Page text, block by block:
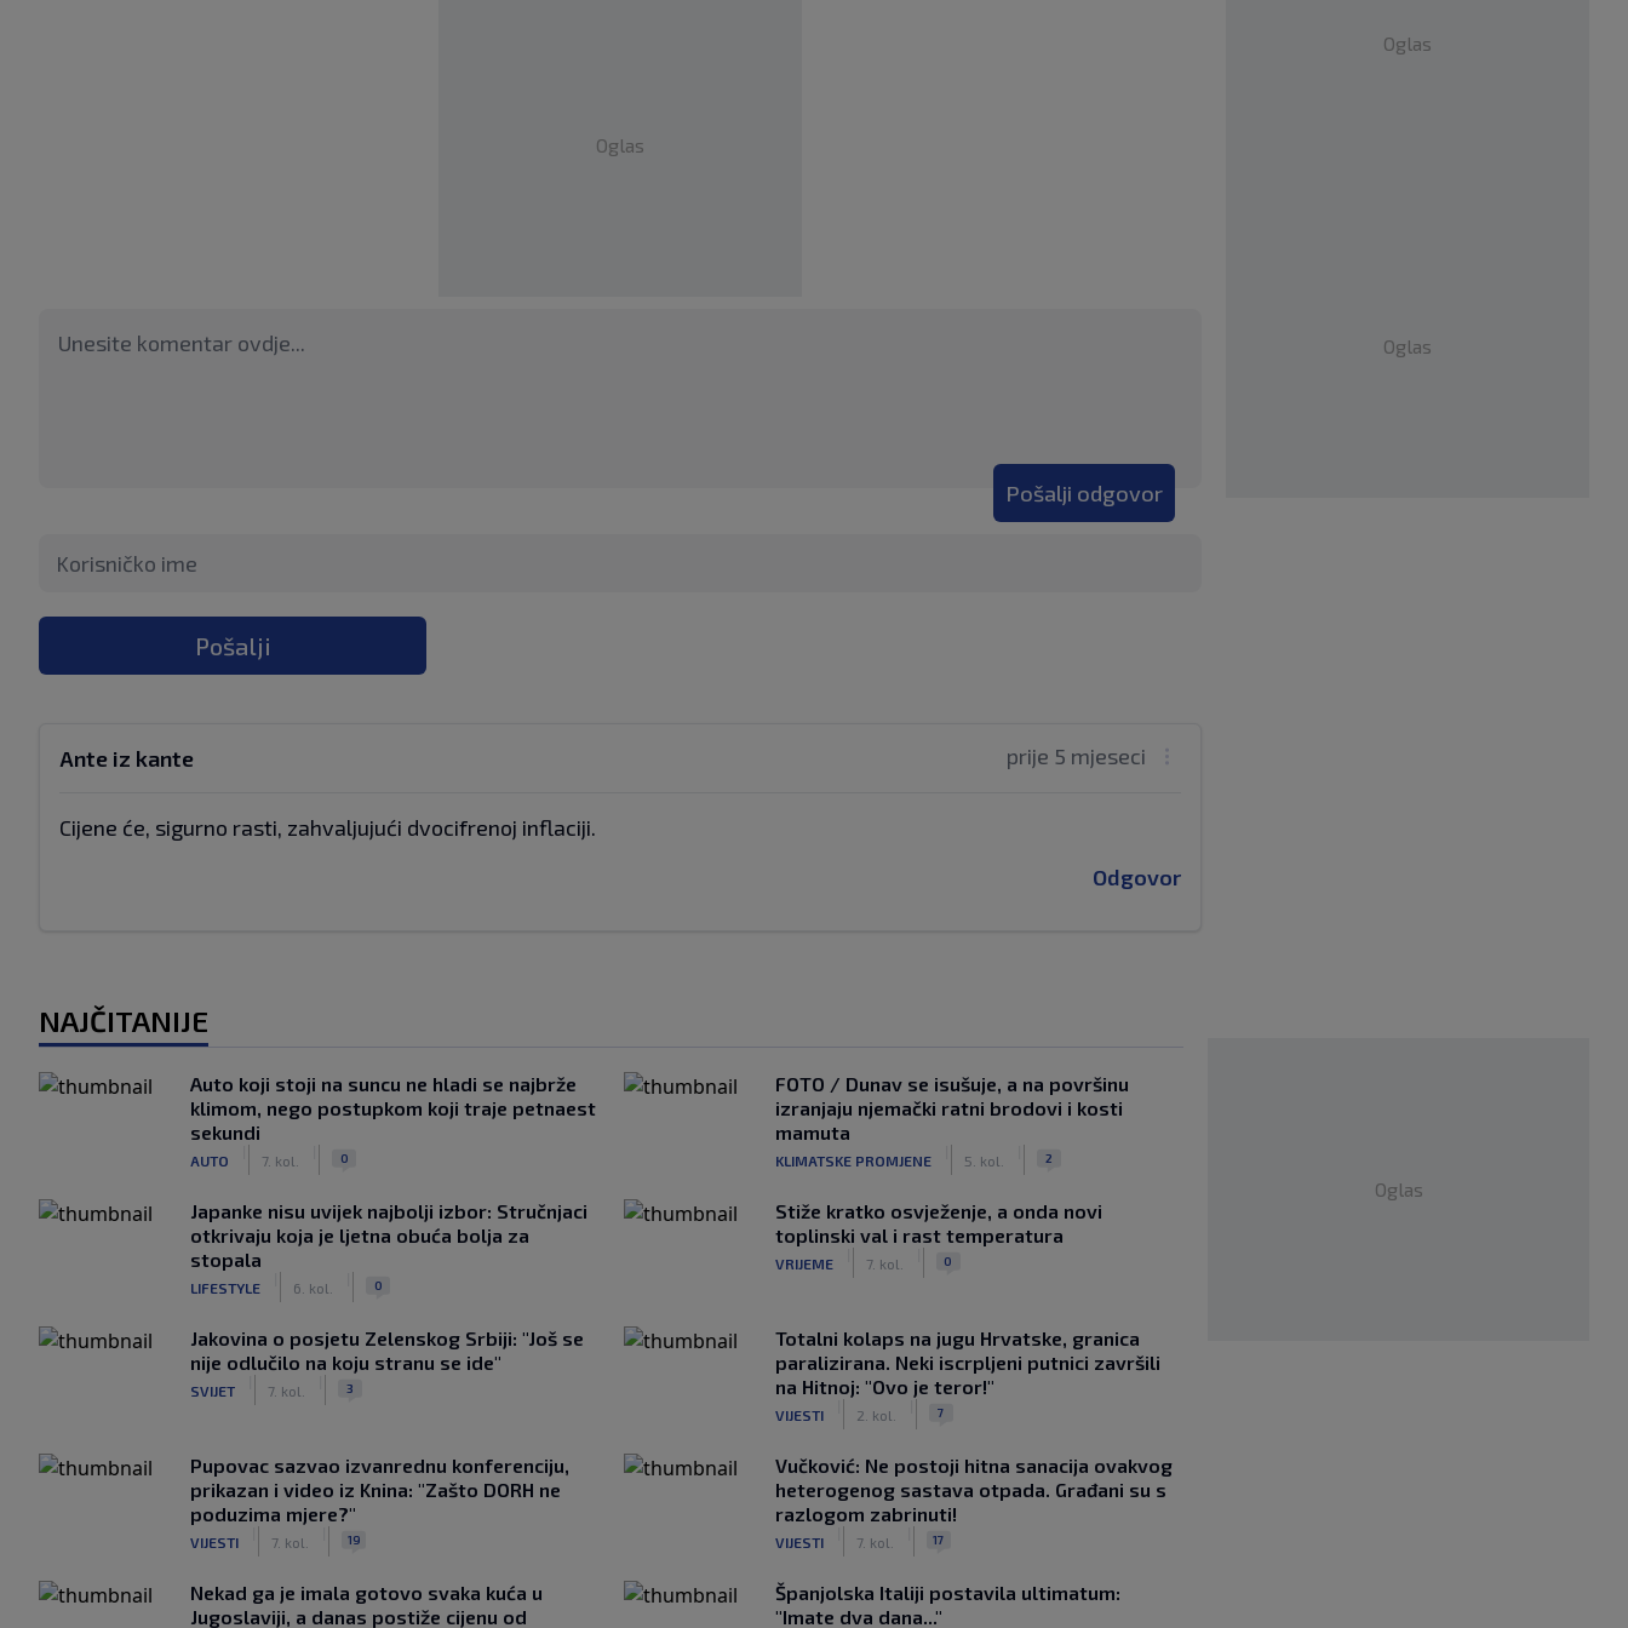
Oglas
Pošalji odgovor
Pošalji
prije 5 mjeseci
Ante iz kante
Cijene će, sigurno rasti, zahvaljujući dvocifrenoj inflaciji.
Odgovor
Oglas
Oglas
NAJČITANIJE
Auto koji stoji na suncu ne hladi se najbrže
klimom, nego postupkom koji traje petnaest
sekundi
AUTO 7. kol. 0
FOTO / Dunav se isušuje, a na površinu
izranjaju njemački ratni brodovi i kosti
mamuta
KLIMATSKE PROMJENE 5. kol. 2
Japanke nisu uvijek najbolji izbor: Stručnjaci
otkrivaju koja je ljetna obuća bolja za
stopala
LIFESTYLE 6. kol. 0
Stiže kratko osvježenje, a onda novi
toplinski val i rast temperatura
VRIJEME 7. kol. 0
Jakovina o posjetu Zelenskog Srbiji: "Još se
nije odlučilo na koju stranu se ide"
SVIJET 7. kol. 3
Totalni kolaps na jugu Hrvatske, granica
paralizirana. Neki iscrpljeni putnici završili
na Hitnoj: "Ovo je teror!"
VIJESTI 2. kol. 7
Pupovac sazvao izvanrednu konferenciju,
prikazan i video iz Knina: "Zašto DORH ne
poduzima mjere?"
VIJESTI 7. kol. 19
Vučković: Ne postoji hitna sanacija ovakvog
heterogenog sastava otpada. Građani su s
razlogom zabrinuti!
VIJESTI 7. kol. 17
Nekad ga je imala gotovo svaka kuća u
Jugoslaviji, a danas postiže cijenu od
Španjolska Italiji postavila ultimatum:
"Imate dva dana..."
Oglas